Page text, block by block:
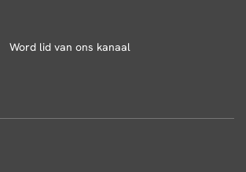
Word lid van ons kanaal